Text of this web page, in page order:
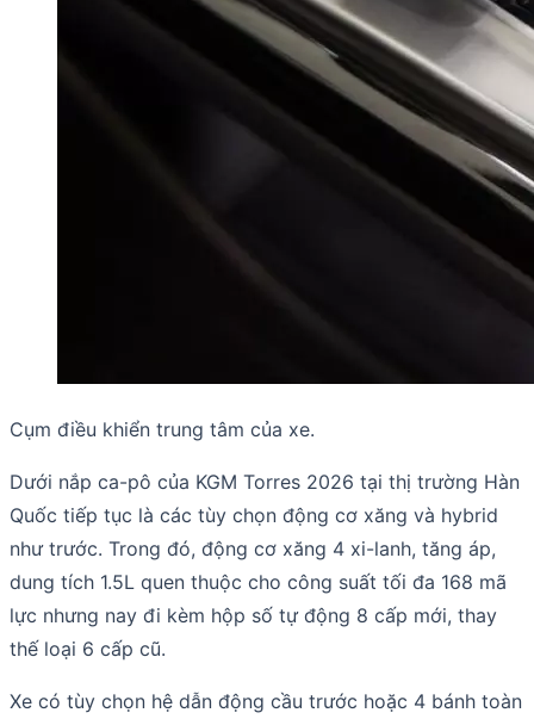
Cụm điều khiển trung tâm của xe.
Dưới nắp ca-pô của KGM Torres 2026 tại thị trường Hàn
Quốc tiếp tục là các tùy chọn động cơ xăng và hybrid
như trước. Trong đó, động cơ xăng 4 xi-lanh, tăng áp,
dung tích 1.5L quen thuộc cho công suất tối đa 168 mã
lực nhưng nay đi kèm hộp số tự động 8 cấp mới, thay
thế loại 6 cấp cũ.
Xe có tùy chọn hệ dẫn động cầu trước hoặc 4 bánh toàn